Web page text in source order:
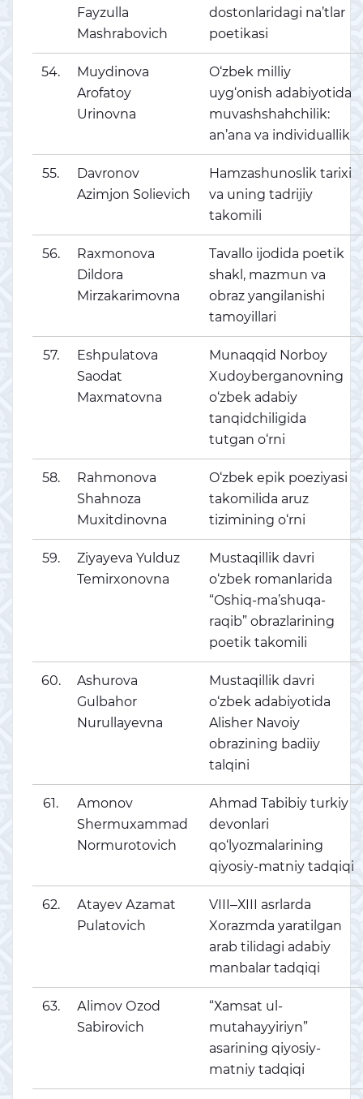
Fayzulla
Mashrabovich
dostonlaridagi na’tlar
poetikasi
54.
Muydinova
Arofatoy
Urinovna
O‘zbek milliy
uyg‘onish adabiyotida
muvashshahchilik:
an’ana va individuallik
55.
Davronov
Azimjon Solievich
Hamzashunoslik tarixi
va uning tadrijiy
takomili
56.
Raxmonova
Dildora
Mirzakarimovna
Tavallo ijodida poetik
shakl, mazmun va
obraz yangilanishi
tamoyillari
57.
Eshpulatova
Saodat
Maxmatovna
Munaqqid Norboy
Xudoyberganovning
o‘zbek adabiy
tanqidchiligida
tutgan o‘rni
58.
Rahmonova
Shahnoza
Muxitdinovna
O‘zbek epik poeziyasi
takomilida aruz
tizimining o‘rni
59.
Ziyayeva Yulduz
Temirxonovna
Mustaqillik davri
o‘zbek romanlarida
“Oshiq-ma’shuqa-
raqib” obrazlarining
poetik takomili
60.
Ashurova
Gulbahor
Nurullayevna
Mustaqillik davri
o‘zbek adabiyotida
Alisher Navoiy
obrazining badiiy
talqini
61.
Аmоnоv
Shermuxаmmаd
Nоrmurоtоvich
Аhmаd Tаbibiy turkiy
devоnlаri
qо‘lyоzmаlаrining
qiyоsiy-mаtniy tаdqiqi
62.
Аtаyеv Аzаmаt
Pulаtоvich
VIII‒ХIII аsrlаrdа
Xоrаzmdа yаrаtilgаn
аrаb tilidаgi аdаbiy
mаnbаlаr tаdqiqi
63.
Аlimоv Оzоd
Sаbirоvich
“Хаmsаt ul-
mutаhаyyiriyn”
аsаrining qiyоsiy-
mаtniy tаdqiqi